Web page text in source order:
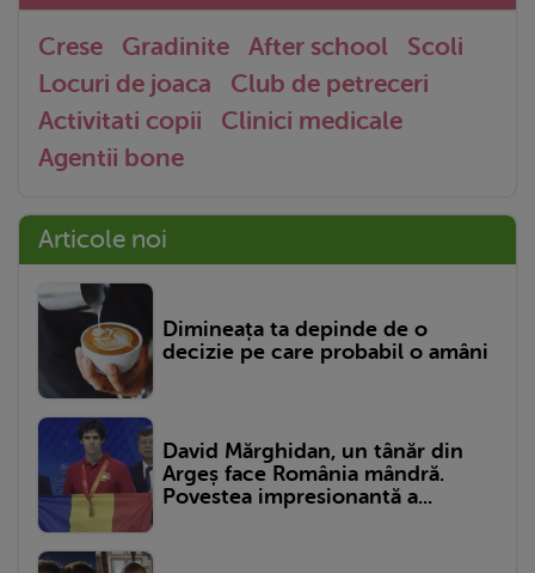
Crese Gradinite After school
Scoli
Locuri de joaca
Club de petreceri
Activitati copii
Clinici medicale
Agentii bone
Articole noi
Dimineața ta depinde de o
decizie pe care probabil o amâni
David Mărghidan, un tânăr din
Argeș face România mândră.
Povestea impresionantă a...